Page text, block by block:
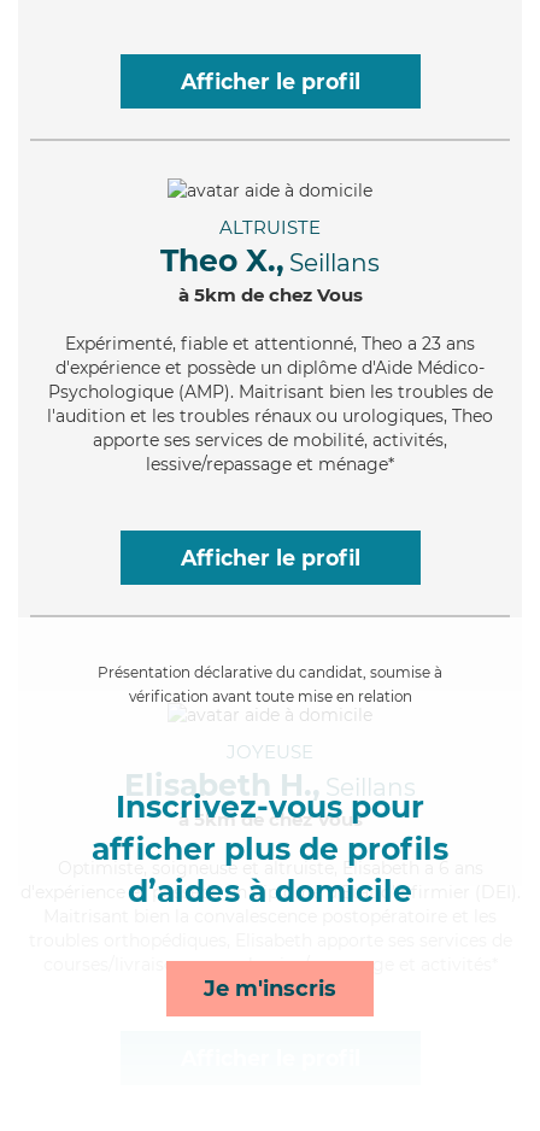
Afficher le profil
ALTRUISTE
Theo X., Seillans
à 5km de chez Vous
Expérimenté, fiable et attentionné, Theo a 23 ans
d'expérience et possède un diplôme d'Aide Médico-
Psychologique (AMP). Maitrisant bien les troubles de
l'audition et les troubles rénaux ou urologiques, Theo
apporte ses services de mobilité, activités,
lessive/repassage et ménage*
Afficher le profil
Présentation déclarative du candidat, soumise à
vérification avant toute mise en relation
Inscrivez-vous pour
afficher plus de profils
d’aides à domicile
Je m'inscris
JOYEUSE
Elisabeth H., Seillans
à 5km de chez Vous
, soigneuse et altruiste, Elisabeth a 6 ans
d'expérience et possède un diplôme d'Etat d'infirmier (DEI).
courses/livraison, repas, lessive/repassage et activités*